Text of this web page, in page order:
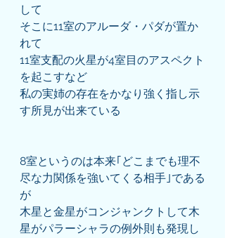
して
そこに11室のアルーダ・パダが置か
れて
11室支配の火星が4室目のアスペクト
を起こすなど
私の実姉の存在をかなり強く指し示
す所見が出来ている
8室というのは本来｢どこまでも理不
尽な力関係を強いてくる相手｣である
が
木星と金星がコンジャンクトして木
星がパラーシャラの例外則も発現し